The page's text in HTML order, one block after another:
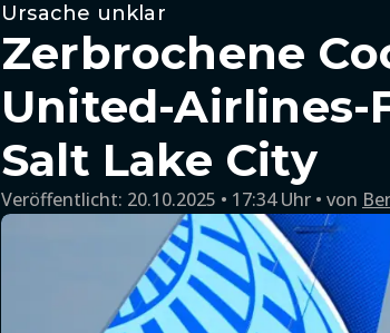
Ursache unklar
Zerbrochene
United-Airlines-
Salt Lake City
Veröffentlicht: 20.10.2025 • 17:34 Uhr von